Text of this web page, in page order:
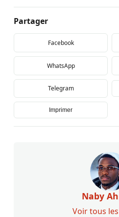
Partager
Facebook
WhatsApp
Telegram
Imprimer
Naby
Voir tous